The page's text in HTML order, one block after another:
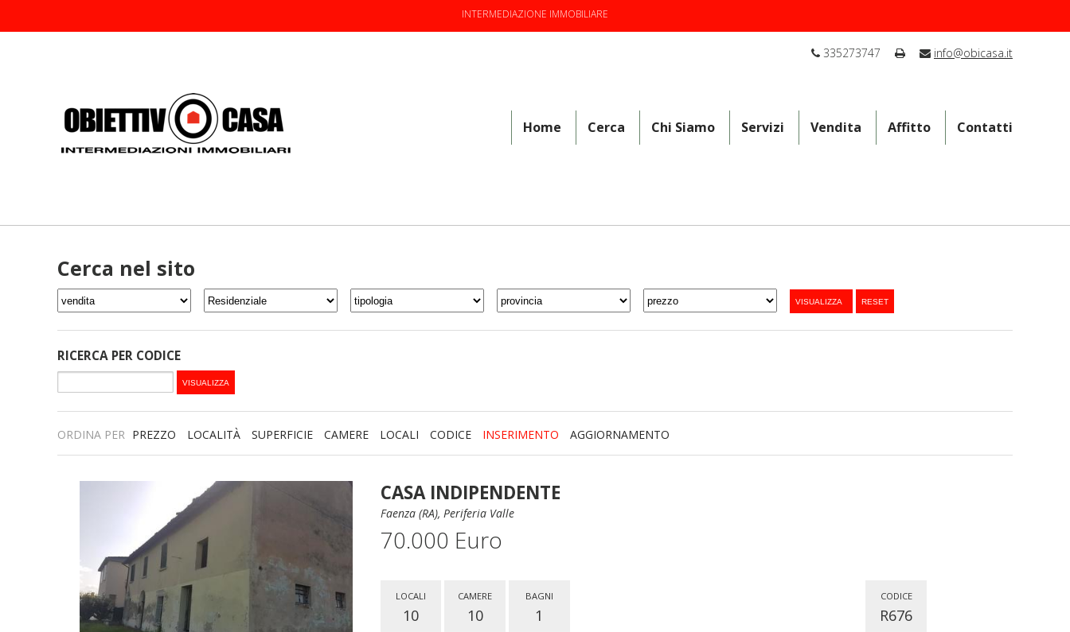
INTERMEDIAZIONE IMMOBILIARE
335273747 info@obicasa.it
Home Cerca Chi Siamo Servizi Vendita Affitto Contatti
Cerca nel sito
VISUALIZZA RESET
RICERCA PER CODICE
ORDINA PER PREZZO LOCALITÀ SUPERFICIE CAMERE LOCALI CODICE INSERIMENTO AGGIORNAMENTO
CASA INDIPENDENTE
Faenza (RA), Periferia Valle
70.000 Euro
CODICE
R676
LOCALI
10
CAMERE
10
BAGNI
1